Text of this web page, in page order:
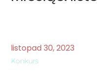
listopad 30,2023
Konkurs